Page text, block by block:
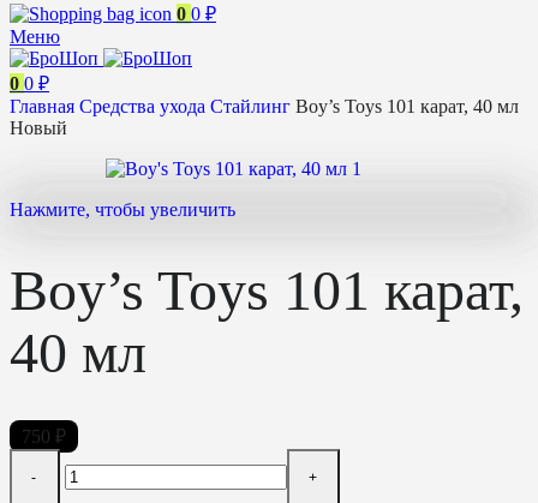
0 0 ₽
Меню
0 0 ₽
Главная Средства ухода Стайлинг Boy’s Toys 101 карат, 40 мл
Новый
Нажмите, чтобы увеличить
Boy’s Toys 101 карат,
40 мл
750 ₽